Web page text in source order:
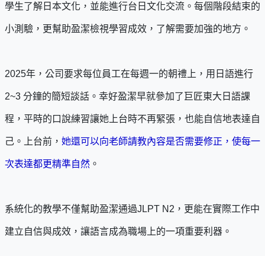
學生了解日本文化，並能進行台日文化交流。每個階段結束的
小測驗，更幫助盈潔檢視學習成效，了解需要加強的地方。
2025年，公司要求每位員工在每週一的朝禮上，用日語進行
2~3 分鐘的簡短談話。幸好盈潔早就參加了巨匠東大日語課
程，平時的口說練習讓她上台時不再緊張，也能自信地表達自
己。上台前， 她還可以向老師請教內容是否需要修正，使每一
次表達都更精準自然 。
系統化的教學不僅幫助盈潔通過JLPT N2，更能在實際工作中
建立自信與成效，讓語言成為職場上的一項重要利器。